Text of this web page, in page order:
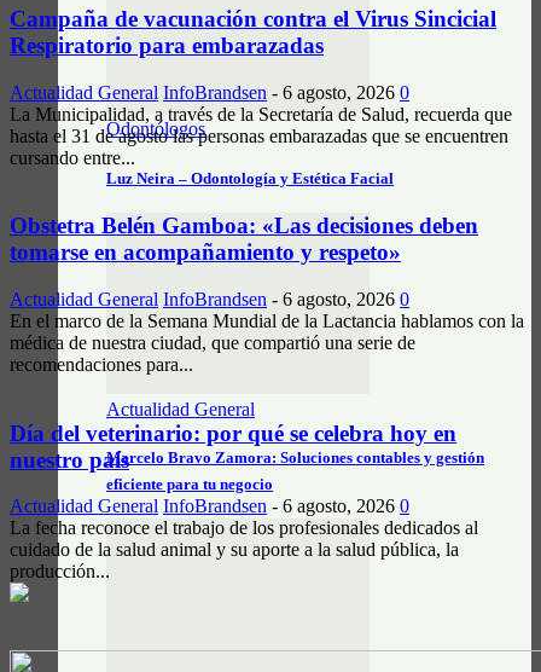
Odontólogos
Luz Neira – Odontología y Estética Facial
Actualidad General
Marcelo Bravo Zamora: Soluciones contables y gestión
eficiente para tu negocio
Campaña de vacunación contra el Virus Sincicial
Respiratorio para embarazadas
Actualidad General InfoBrandsen - 6 agosto, 2026 0
La Municipalidad, a través de la Secretaría de Salud, recuerda que
hasta el 31 de agosto las personas embarazadas que se encuentren
cursando entre...
Obstetra Belén Gamboa: «Las decisiones deben
tomarse en acompañamiento y respeto»
Actualidad General InfoBrandsen - 6 agosto, 2026 0
En el marco de la Semana Mundial de la Lactancia hablamos con la
médica de nuestra ciudad, que compartió una serie de
recomendaciones para...
Día del veterinario: por qué se celebra hoy en
nuestro país
Actualidad General InfoBrandsen - 6 agosto, 2026 0
La fecha reconoce el trabajo de los profesionales dedicados al
cuidado de la salud animal y su aporte a la salud pública, la
producción...